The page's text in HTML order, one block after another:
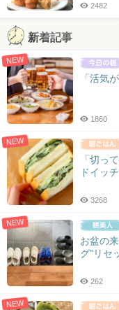
2482
新着記事
NEW
「活気
1860
NEW
「切っ
ドイッ
3268
NEW
お盆の
グ”リセ
262
NEW